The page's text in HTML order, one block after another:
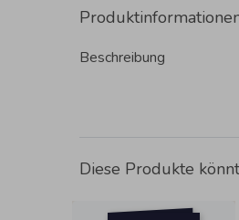
Beschreibung
Diese Produkte